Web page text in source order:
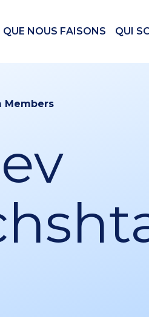
QUE NOUS FAISONS QUI
Members